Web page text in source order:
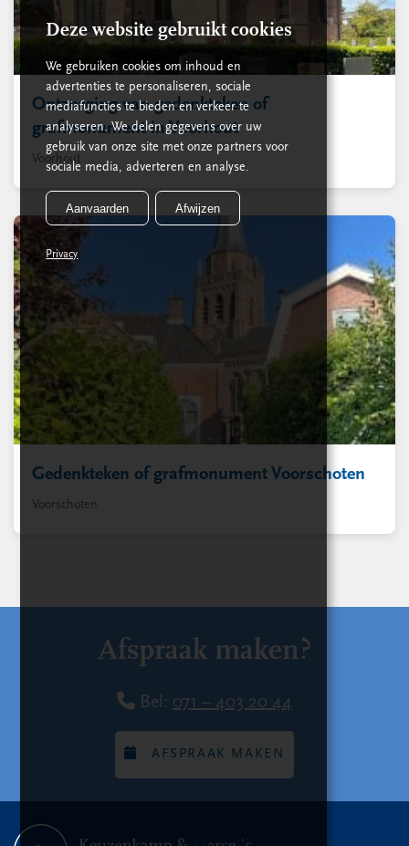
Ontzorging van gedenkteken of
grafmonument in Voorhout
Voorhout
Gedenkteken of grafmonument Voorschoten
Voorschoten
Afspraak maken?
Bel: 071 – 403 20 44
AFSPRAAK MAKEN
Deze website gebruikt cookies
We gebruiken cookies om inhoud en
advertenties te personaliseren, sociale
mediafuncties te bieden en verkeer te
analyseren. We delen gegevens over uw
gebruik van onze site met onze partners voor
sociale media, adverteren en analyse.
Aanvaarden Afwijzen
Privacy